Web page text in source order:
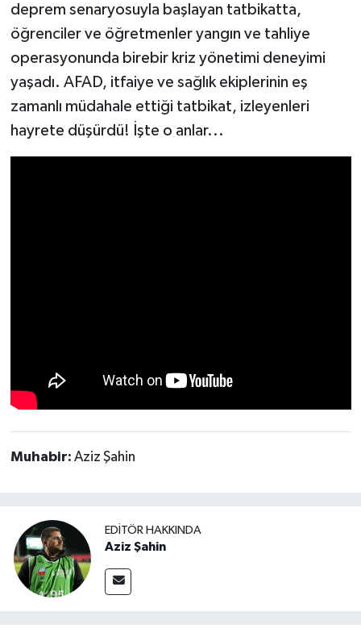
deprem senaryosuyla başlayan tatbikatta,
öğrenciler ve öğretmenler yangın ve tahliye
operasyonunda birebir kriz yönetimi deneyimi
yaşadı. AFAD, itfaiye ve sağlık ekiplerinin eş
zamanlı müdahale ettiği tatbikat, izleyenleri
hayrete düşürdü! İşte o anlar...
Muhabir: Aziz Şahin
EDITÖR HAKKINDA
Aziz Şahin